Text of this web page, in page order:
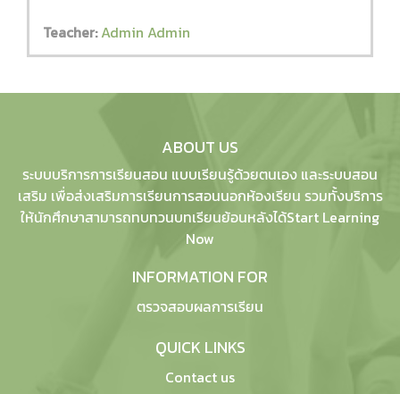
Teacher:Admin Admin
ABOUT US
ระบบบริการการเรียนสอน แบบเรียนรู้ด้วยตนเอง และระบบสอน
เสริม เพื่อส่งเสริมการเรียนการสอนนอกห้องเรียน รวมทั้งบริการ
ให้นักศึกษาสามารถทบทวนบทเรียนย้อนหลังได้Start Learning
Now
INFORMATION FOR
ตรวจสอบผลการเรียน
QUICK LINKS
Contact us